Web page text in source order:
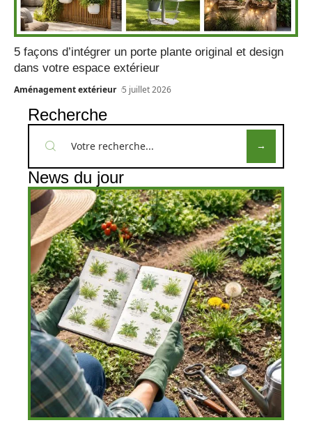
5 façons d’intégrer un porte plante original et design
dans votre espace extérieur
Aménagement extérieur 5 juillet 2026
Recherche
News du jour